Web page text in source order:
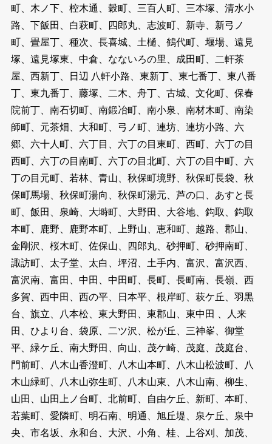
町、木ノ下、椌木通、穀町、三百人町、三本塚、清水小
路、下飯田、白萩町、四郎丸、志波町、新寺、新弓ノ
町、畳屋丁、種次、長喜城、土樋、鶴代町、堰場、遠見
塚、遠見塚東、中倉、なないろの里、成田町、二軒茶
屋、西新丁、日辺 八軒小路、東新丁、東七番丁、東八番
丁、東九番丁、藤塚、二木、舟丁、古城、文化町、保春
院前丁、南石切町、南鍛冶町、南小泉、南材木町、南染
師町、元茶畑、大和町、弓ノ町、連坊、連坊小路、六
郷、六十人町、六丁目、六丁の目東町、西町、六丁の目
西町、六丁の目南町、六丁の目北町、六丁の目中町、六
丁の目元町、若林、青山、秋保町境野、秋保町長袋、秋
保町馬場、秋保町湯向、秋保町湯元、芦の口、あすと長
町、飯田、泉崎、大塒町、大野田、大谷地、鈎取、鈎取
本町、鹿野、鹿野本町、上野山、恵和町、越路、郡山、
金剛沢、桜木町、佐保山、四郎丸、砂押町、砂押南町、
諏訪町、太子堂、太白、坪沼、土手内、富沢、富沢西、
富沢南、富田、中田、中田町、長町、長町南、長嶺、西
多賀、西中田、西の平、日本平、根岸町、萩ケ丘、羽黒
台、旗立、八本松、東大野田、東郡山、東中田 、人来
田、ひより台、袋原、二ツ沢、松が丘、三神峯、御堂
平、緑ケ丘、南大野田、向山、茂ケ崎、茂庭、茂庭台、
門前町、八木山香澄町、八木山本町、八木山松波町、八
木山緑町、八木山弥生町、八木山東、八木山南、柳生、
山田、山田上ノ台町、北前町、自由ケ丘、新町、本町、
若葉町、愛隣町、明石南、明通、旭丘堤、泉ケ丘、泉中
央、市名坂、永和台、大沢、小角、桂、上谷刈、加茂、